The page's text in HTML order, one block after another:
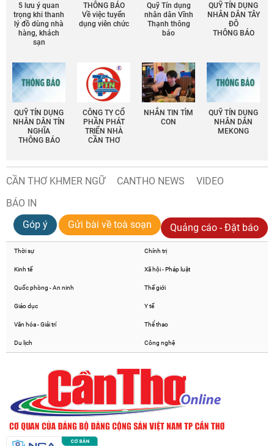
5 lưu ý quan
trọng khi thanh
lý đồ dùng nhà
hàng, khách
sạn
THÔNG BÁO
Về việc tuyển
dụng viên chức
Quỹ Tín dụng
nhân dân Vĩnh
Thạnh thông
báo
QUỸ TÍN DỤNG
NHÂN DÂN TÂY
ĐÔ
THÔNG BÁO
QUỸ TÍN DỤNG
NHÂN DÂN TÍN
NGHĨA
THÔNG BÁO
CÔNG TY CỔ
PHẦN PHÁT
TRIỂN NHÀ
CẦN THƠ
NHẮN TIN TÌM
CON
QUỸ TÍN DỤNG
NHÂN DÂN
MEKONG
CẦN THƠ KHMER NGỮ CANTHO NEWS
VIDEO
BÁO IN
Góp ý
Gửi bài về toà soạn Quảng cáo - Đặt báo
Thời sự Chính trị
Kinh tế Xã hội - Pháp luật
Quốc phòng - An ninh Thế giới
Giáo dục Y tế
Văn hóa - Giải trí Thể thao
Du lịch Công nghệ